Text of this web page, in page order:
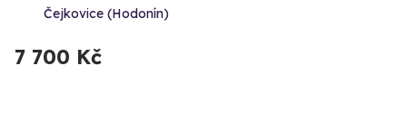
Čejkovice (Hodonín)
7 700 Kč